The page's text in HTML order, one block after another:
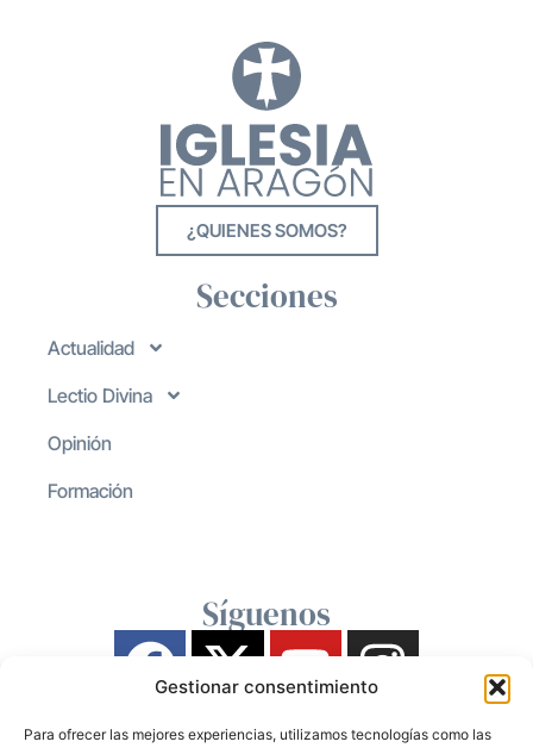
Gestionar consentimiento
Para ofrecer las mejores experiencias, utilizamos tecnologías como las
¿QUIENES SOMOS?
Secciones
Actualidad
Lectio Divina
Opinión
Formación
Síguenos